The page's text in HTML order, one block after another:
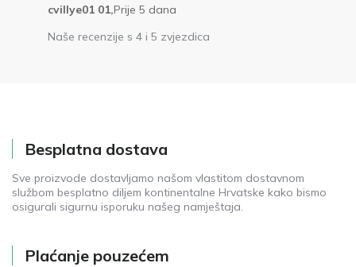
cvillye01 01,Prije 5 dana
Naše recenzije s 4 i 5 zvjezdica
Besplatna dostava
Sve proizvode dostavljamo našom vlastitom dostavnom
službom besplatno diljem kontinentalne Hrvatske kako bismo
osigurali sigurnu isporuku našeg namještaja.
Plaćanje pouzećem